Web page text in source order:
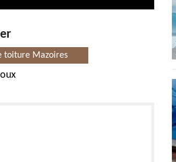
toiture Mazoires